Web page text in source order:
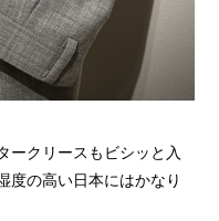
ークリースもビシッと入
度の高い日本にはかなり